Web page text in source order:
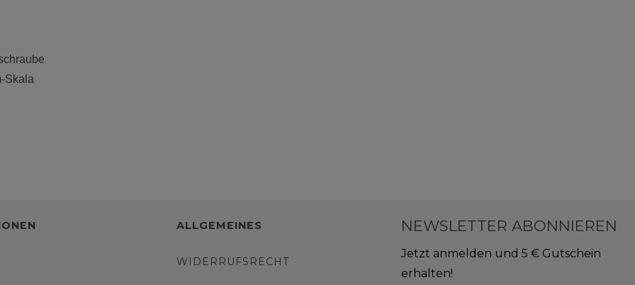
Skala
ALLGEMEINES
WIDERRUFSRECHT
NEWSLETTER ABONNIEREN
Jetzt anmelden und 5 € Gutschein
erhalten!